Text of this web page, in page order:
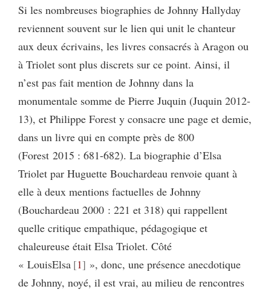
Si les nombreuses biographies de Johnny Hallyday
reviennent souvent sur le lien qui unit le chanteur
aux deux écrivains, les livres consacrés à Aragon ou
à Triolet sont plus discrets sur ce point. Ainsi, il
n’est pas fait mention de Johnny dans la
monumentale somme de Pierre Juquin (Juquin 2012-
13), et Philippe Forest y consacre une page et demie,
dans un livre qui en compte près de 800
(Forest 2015 : 681-682). La biographie d’Elsa
Triolet par Huguette Bouchardeau renvoie quant à
elle à deux mentions factuelles de Johnny
(Bouchardeau 2000 : 221 et 318) qui rappellent
quelle critique empathique, pédagogique et
chaleureuse était Elsa Triolet. Côté
« LouisElsa 1
», donc, une présence anecdotique
de Johnny, noyé, il est vrai, au milieu de rencontres